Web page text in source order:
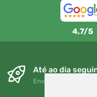
4,7/5
Até ao dia
Envio gratuito para